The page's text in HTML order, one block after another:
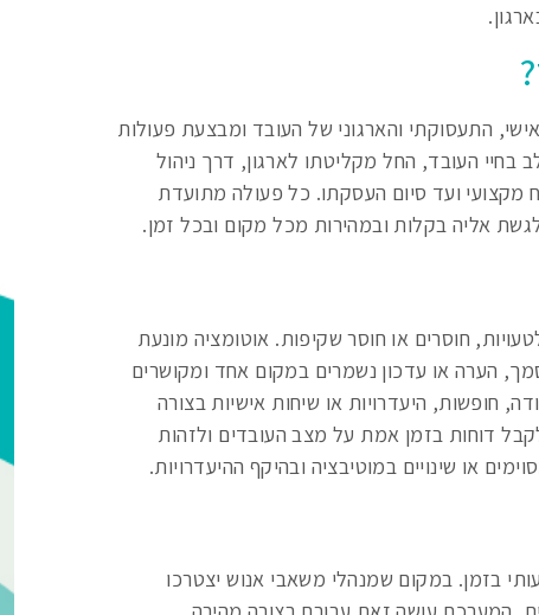
התעסוקתי והארגוני של העובד ומבצעת פעולות
בחיי העובד, החל מקליטתו לארגון, דרך ניהול
מקצועי ועד סיום העסקתו. כל פעולה מתועדת
אליה בקלות ובמהירות מכל מקום ובכל זמן.
חוסרים או חוסר שקיפות. אוטומציה מונעת
הערה או עדכון נשמרים במקום אחד ומקושרים
חופשות, היעדרויות או שיחות אישיות בצורה
דוחות בזמן אמת על מצב העובדים ולזהות
או שינויים במוטיבציה ובהיקף ההיעדרויות.
בזמן. במקום שמנהלי משאבי אנוש יצטרכו